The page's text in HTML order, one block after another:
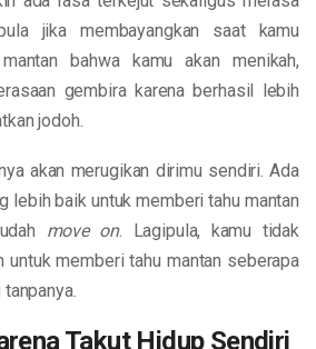
jika membayangkan saat kamu
bahwa kamu akan menikah,
gembira karena berhasil lebih
jodoh.
akan merugikan dirimu sendiri. Ada
lebih baik untuk memberi tahu mantan
move on. Lagipula, kamu tidak
untuk memberi tahu mantan seberapa
Takut Hidup Sendiri